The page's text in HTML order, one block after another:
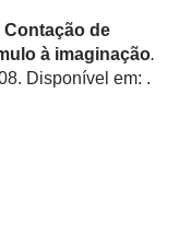
Contação de
à imaginação.
Disponível em: .